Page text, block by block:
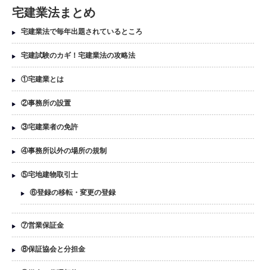
宅建業法まとめ
宅建業法で毎年出題されているところ
宅建試験のカギ！宅建業法の攻略法
①宅建業とは
②事務所の設置
③宅建業者の免許
④事務所以外の場所の規制
⑤宅地建物取引士
⑥登録の移転・変更の登録
⑦営業保証金
⑧保証協会と分担金